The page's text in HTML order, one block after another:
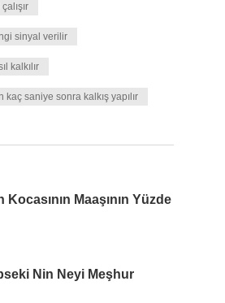
sinyal verilir
kalkılır
kaç saniye sonra kalkış yapılır
Kocasının Maaşının Yüzde
Nin Neyi Meşhur